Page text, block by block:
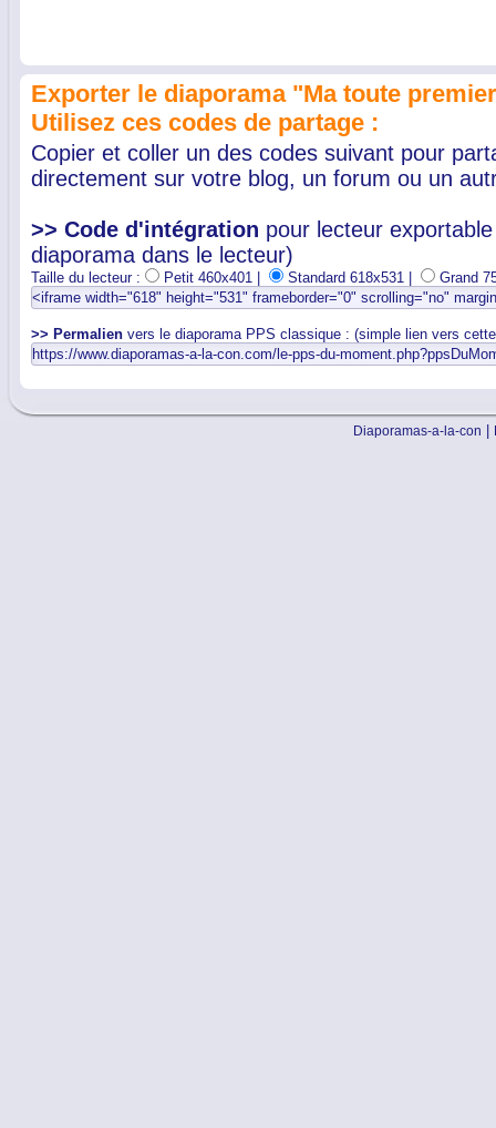
Exporter le diaporama "Ma toute
Utilisez ces codes de partage :
Copier et coller un des codes suivant pour
directement sur votre blog, un forum ou un
>> Code d'intégration pour lecteur
diaporama dans le lecteur)
Taille du lecteur : Petit 460x401 | Standard 618x531 | Grand
>> Permalien vers le diaporama PPS classique : (simple lien vers
Diaporamas-a-la-con